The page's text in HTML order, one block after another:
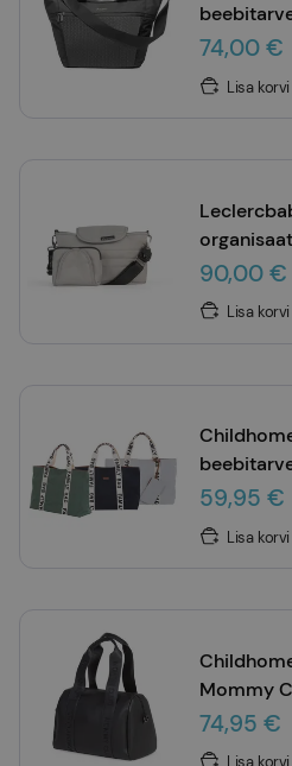
74,00 €
Lisa korvi
90,00 €
Lisa korvi
59,95 €
Lisa korvi
Mommy
74,95 €
Lisa korvi